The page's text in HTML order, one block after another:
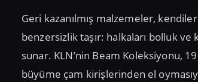
Geri kazanılmış malzemeler,
benzersizlik taşır: halkaları bolluk ve
sunar. KLN’nin Beam Koleksiyonu,
büyüme çam kirişlerinden el